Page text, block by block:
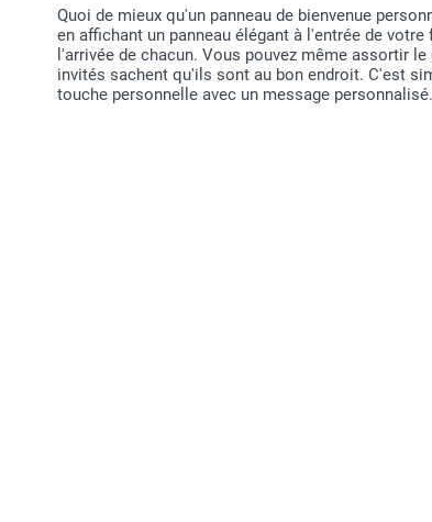
Quoi de mieux qu'un panneau de bienvenue
en affichant un panneau élégant à l'entrée de
l'arrivée de chacun. Vous pouvez même assortir
invités sachent qu'ils sont au bon endroit. C'est
touche personnelle avec un message personnalisé.